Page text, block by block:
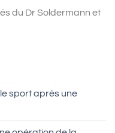
du Dr Soldermann et
sport après une